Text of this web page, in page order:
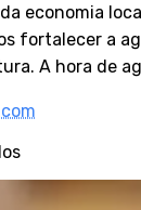
economia
fortalecer a
A hora de